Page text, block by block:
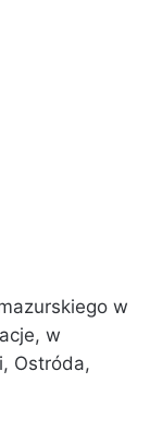
w
w
Ostróda,